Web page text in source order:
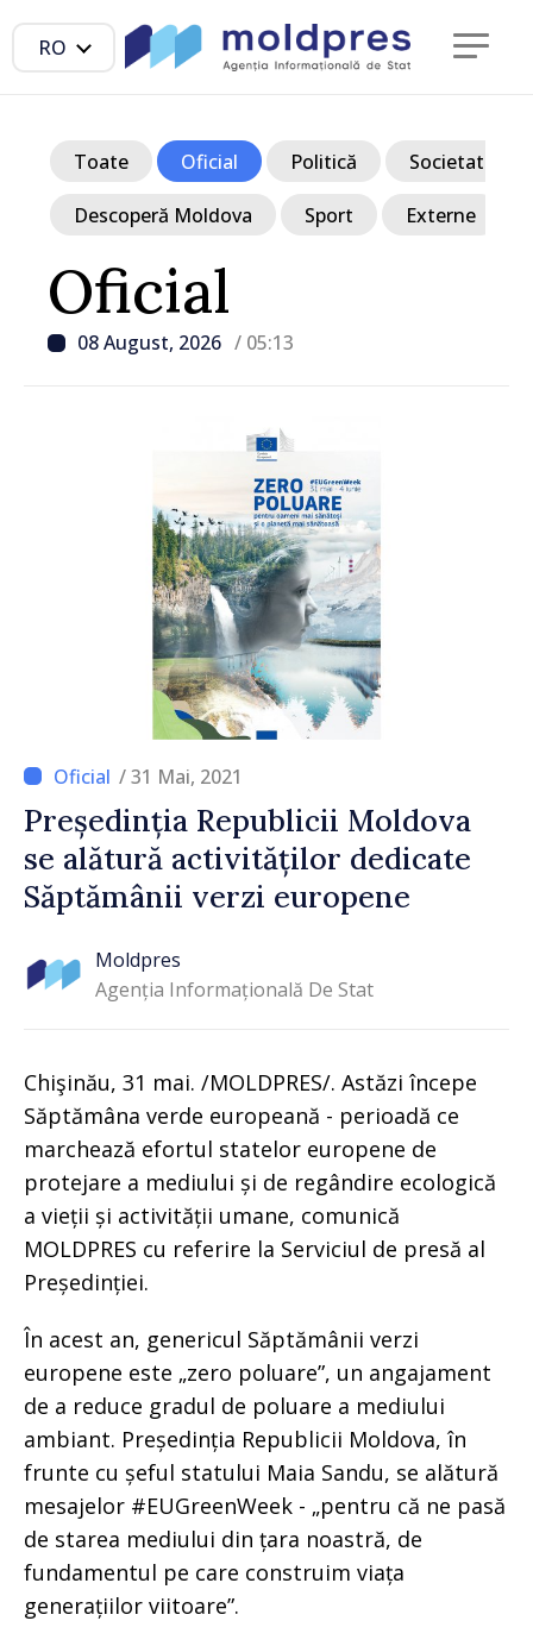
RO
Oficial
08 August, 2026 / 05:13
Toate Oficial Politică Societate
Descoperă Moldova Sport Externe
/ 31 Mai, 2021
Președinția Republicii Moldova
se alătură activităților dedicate
Săptămânii verzi europene
Moldpres
Agenția Informațională De Stat
Chişinău, 31 mai. /MOLDPRES/. Astăzi începe
Săptămâna verde europeană - perioadă ce
marchează efortul statelor europene de
protejare a mediului și de regândire ecologică
a vieții și activității umane, comunică
MOLDPRES cu referire la Serviciul de presă al
Președinției.
În acest an, genericul Săptămânii verzi
europene este „zero poluare”, un angajament
de a reduce gradul de poluare a mediului
ambiant. Președinția Republicii Moldova, în
frunte cu șeful statului Maia Sandu, se alătură
mesajelor #EUGreenWeek - „pentru că ne pasă
de starea mediului din țara noastră, de
fundamentul pe care construim viața
generațiilor viitoare”.